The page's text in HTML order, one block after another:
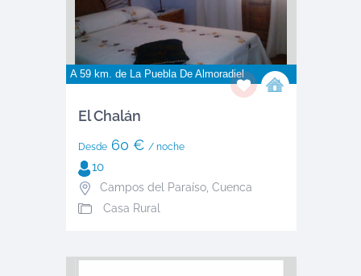
A 59 km. de La Puebla De Almoradiel
El Chalán
Desde60 € / noche
10
Campos del Paraíso, Cuenca
Casa Rural